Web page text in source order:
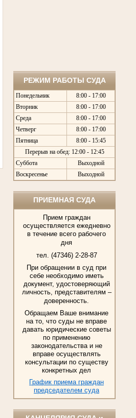
РЕЖИМ РАБОТЫ СУДА
Понедельник
8:00 - 17:00
Вторник
8:00 - 17:00
Среда
8:00 - 17:00
Четверг
8:00 - 17:00
Пятница
8:00 - 15:45
Перерыв на обед: 12:00 - 12:45
Суббота
Выходной
Воскресенье
Выходной
ПРИЕМНАЯ СУДА
Прием граждан
осуществляется ежедневно
в течение всего рабочего
дня
тел. (47346) 2-28-87
При обращении в суд при
себе необходимо иметь
документ, удостоверяющий
личность, представителям –
доверенность.
Обращаем Ваше внимание
на то, что суды не вправе
давать юридические советы
по применению
законодательства и не
вправе осуществлять
консультации по существу
конкретных дел
График приема граждан
председателем суда